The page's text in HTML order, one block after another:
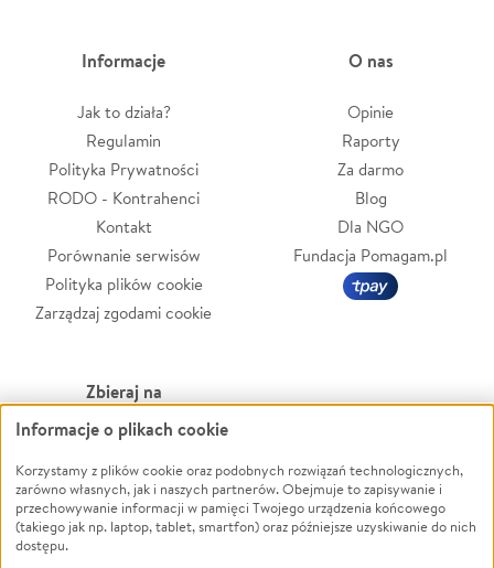
Informacje
Jak to działa?
Regulamin
Polityka Prywatności
RODO - Kontrahenci
Kontakt
Porównanie serwisów
Polityka plików cookie
Zarządzaj zgodami cookie
O nas
Opinie
Raporty
Za darmo
Blog
Dla NGO
Fundacja Pomagam.pl
Zbieraj na
Leczenie
Zwierzęta
Pożar
Ukraina
Powódź
Wichura
NGO
Informacje o plikach cookie
Korzystamy z plików cookie oraz podobnych rozwiązań technologicznych,
zarówno własnych, jak i naszych partnerów. Obejmuje to zapisywanie i
przechowywanie informacji w pamięci Twojego urządzenia końcowego
(takiego jak np. laptop, tablet, smartfon) oraz późniejsze uzyskiwanie do nich
dostępu.